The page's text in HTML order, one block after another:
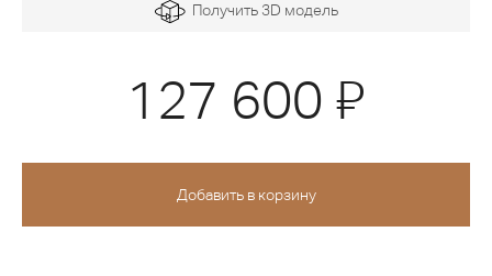
Получить 3D модель
127 600 Я